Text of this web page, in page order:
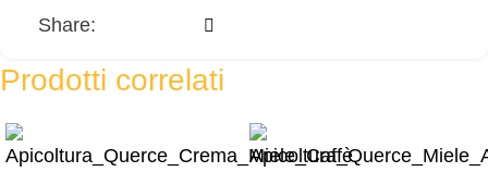
Share:
Prodotti correlati